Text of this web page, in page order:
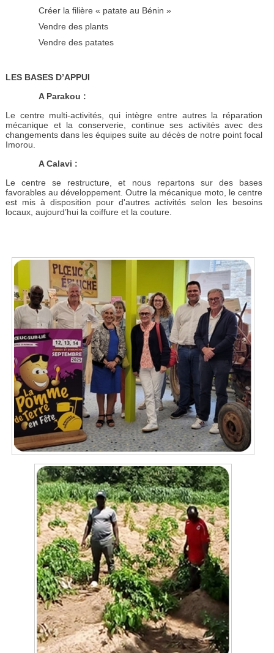
Créer la filière « patate au Bénin »
Vendre des plants
Vendre des patates
LES BASES D’APPUI
A Parakou :
Le centre multi-activités, qui intègre entre autres la réparation
mécanique et la conserverie, continue ses activités avec des
changements dans les équipes suite au décès de notre point focal
Imorou.
A Calavi :
Le centre se restructure, et nous repartons sur des bases
favorables au développement. Outre la mécanique moto, le centre
est mis à disposition pour d'autres activités selon les besoins
locaux, aujourd’hui la coiffure et la couture.